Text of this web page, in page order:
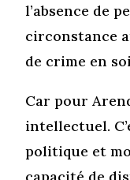
l’absence de
circonstance
de crime en
Car pour
intellectuel.
politique et
capacité de